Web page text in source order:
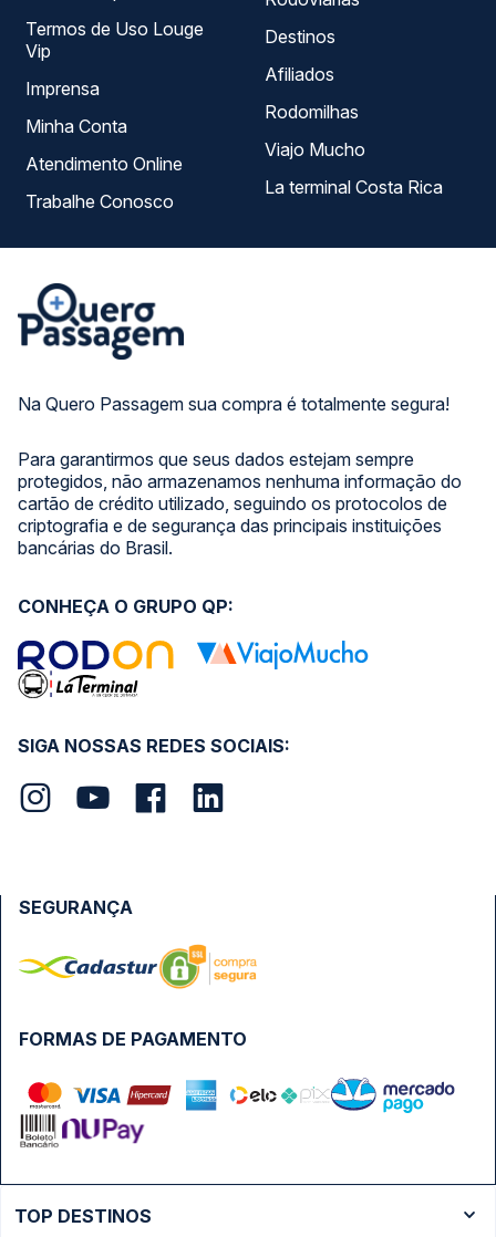
Na Quero Passagem sua compra é totalmente segura!
Para garantirmos que seus dados estejam sempre
protegidos, não armazenamos nenhuma informação do
cartão de crédito utilizado, seguindo os protocolos de
criptografia e de segurança das principais instituições
bancárias do Brasil.
Termos de Uso Louge
Vip
Imprensa
Minha Conta
Atendimento Online
Trabalhe Conosco
Destinos
Afiliados
Rodomilhas
Viajo Mucho
La terminal Costa Rica
SIGA NOSSAS REDES SOCIAIS:
CONHEÇA O GRUPO QP:
FORMAS DE PAGAMENTO
SEGURANÇA
TOP DESTINOS